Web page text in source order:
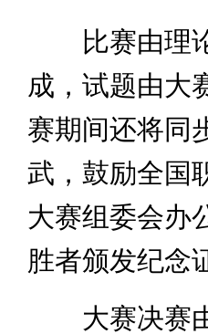
比赛由理论
成，试题由大
赛期间还将同
武，鼓励全国
大赛组委会办
胜者颁发纪念
大赛决赛由